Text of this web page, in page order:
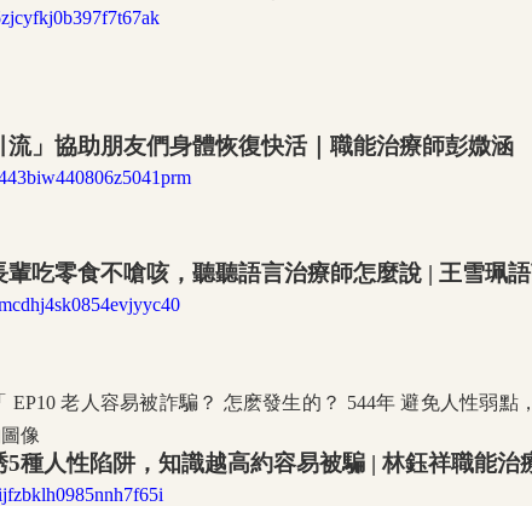
」協助朋友們身體恢復快活｜職能治療師彭媺涵
吃零食不嗆咳，聽聽語言治療師怎麼說 | 王雪珮
種人性陷阱，知識越高約容易被騙 | 林鈺祥職能治